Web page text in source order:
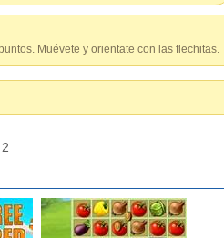
Muévete y orientate con las flechitas.